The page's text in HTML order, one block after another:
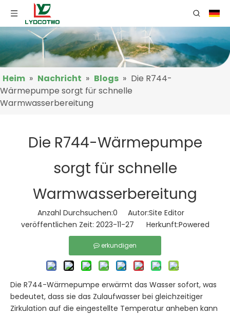
Heim » Nachricht » Blogs » Die R744-
Wärmepumpe sorgt für schnelle
Warmwasserbereitung
Die R744-Wärmepumpe
sorgt für schnelle
Warmwasserbereitung
Anzahl Durchsuchen:0 Autor:Site Editor
veröffentlichen Zeit: 2023-11-27 Herkunft:Powered
erkundigen
Die R744-Wärmepumpe erwärmt das Wasser sofort, was
bedeutet, dass sie das Zulaufwasser bei gleichzeitiger
Zirkulation auf die eingestellte Temperatur anheben kann